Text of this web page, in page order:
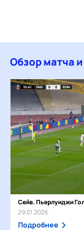
Обзор матча
Сейв. Пьерлуиджи
29.01.2026
Подробнее